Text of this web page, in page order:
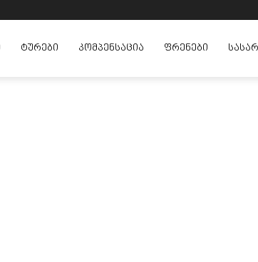
ᲢᲣᲠᲔᲑᲘ ᲙᲝᲛᲞᲔᲜᲡᲐᲪᲘᲐ ᲤᲠᲔᲜᲔᲑᲘ